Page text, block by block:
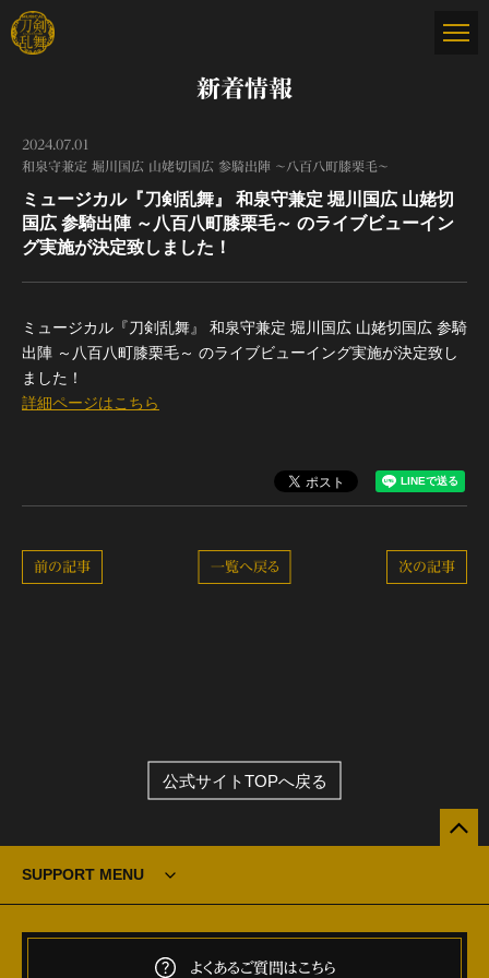
新着情報
2024.07.01
和泉守兼定 堀川国広 山姥切国広 参騎出陣 ～八百八町膝栗毛～
ミュージカル『刀剣乱舞』 和泉守兼定 堀川国広 山姥切
国広 参騎出陣 ～八百八町膝栗毛～ のライブビューイン
グ実施が決定致しました！
ミュージカル『刀剣乱舞』 和泉守兼定 堀川国広 山姥切国広 参騎
出陣 ～八百八町膝栗毛～ のライブビューイング実施が決定致し
ました！
詳細ページはこちら
次の記事
一覧へ戻る
前の記事
公式サイトTOPへ戻る
SUPPORT MENU
よくあるご質問はこちら